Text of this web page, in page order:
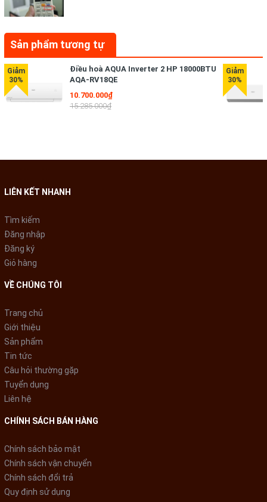
tự động
*Hình ảnh chỉ mang tính chất minh họa
Các công nghệ tiết kiệm điện
hoạt động rộng từ
ưu mà vẫntiết kiệm điện đến
-Chế độ Eco: Có thể kiểm soát năng lượng tiêu thụ, cho phép
máy lạnh hoạt động
Sản phẩm tương tự
Điều hoà AQUA Inverter 2 HP 18000BTU
AQA-RV18QE
10.700.000₫
15.285.000₫
LIÊN KẾT NHANH
Tìm kiếm
Đăng nhập
Đăng ký
Giỏ hàng
VỀ CHÚNG TÔI
Trang chủ
Giới thiệu
Sản phẩm
Tin tức
Câu hỏi thường gặp
Tuyển dụng
Liên hệ
CHÍNH SÁCH BÁN HÀNG
Chính sách bảo mật
Chính sách vận chuyển
Chính sách đổi trả
Quy định sử dụng